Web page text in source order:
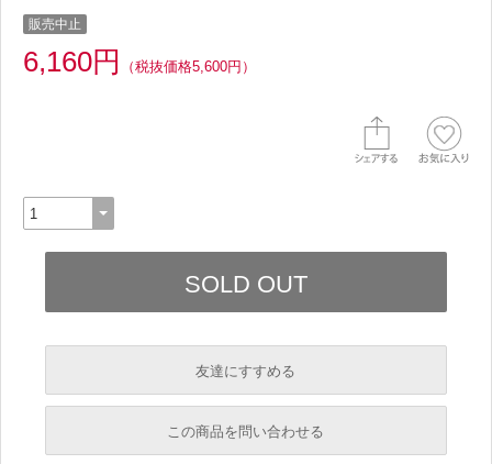
販売中止
6,160円 （税抜価格5,600円）
友達にすすめる
必須
この商品を問い合わせる